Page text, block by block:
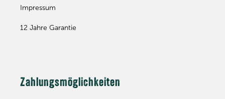
Impressum
12 Jahre Garantie
Zahlungsmöglichkeiten